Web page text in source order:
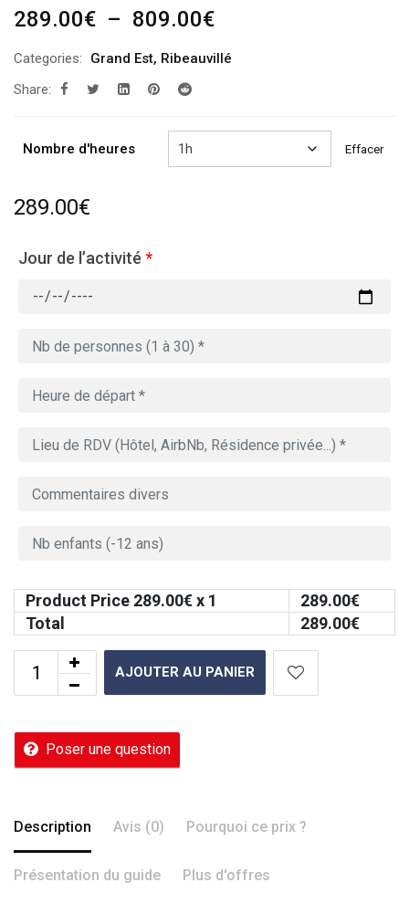
289.00€ – 809.00€Plage
prix :
Categories: Grand Est, Ribeauvillé
Share:
Nombre d'heures Effacer
289.00€
Jour de l’activité *
Product Price 289.00€ x 1 289.00€
Total
289.00€
AJOUTER AU PANIER
Poser une question
Description Avis (0) Pourquoi ce prix ?
Présentation du guide Plus d'offres